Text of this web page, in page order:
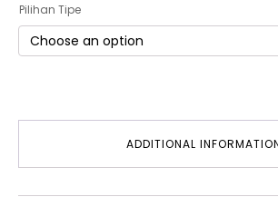
Pilihan Tipe
ADDITIONAL